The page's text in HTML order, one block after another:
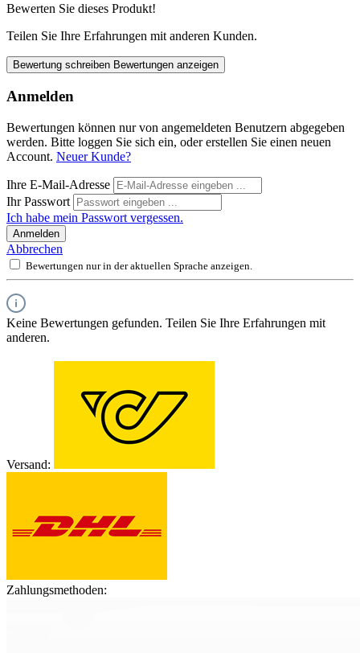
Bewerten Sie dieses Produkt!
Teilen Sie Ihre Erfahrungen mit anderen Kunden.
Bewertung schreiben Bewertungen anzeigen
Anmelden
Bewertungen können nur von angemeldeten Benutzern abgegeben
werden. Bitte loggen Sie sich ein, oder erstellen Sie einen neuen
Account. Neuer Kunde?
Ihre E-Mail-Adresse
Ihr Passwort
Ich habe mein Passwort vergessen.
Anmelden
Abbrechen
Bewertungen nur in der aktuellen Sprache anzeigen.
Keine Bewertungen gefunden. Teilen Sie Ihre Erfahrungen mit
anderen.
Versand:
Zahlungsmethoden: